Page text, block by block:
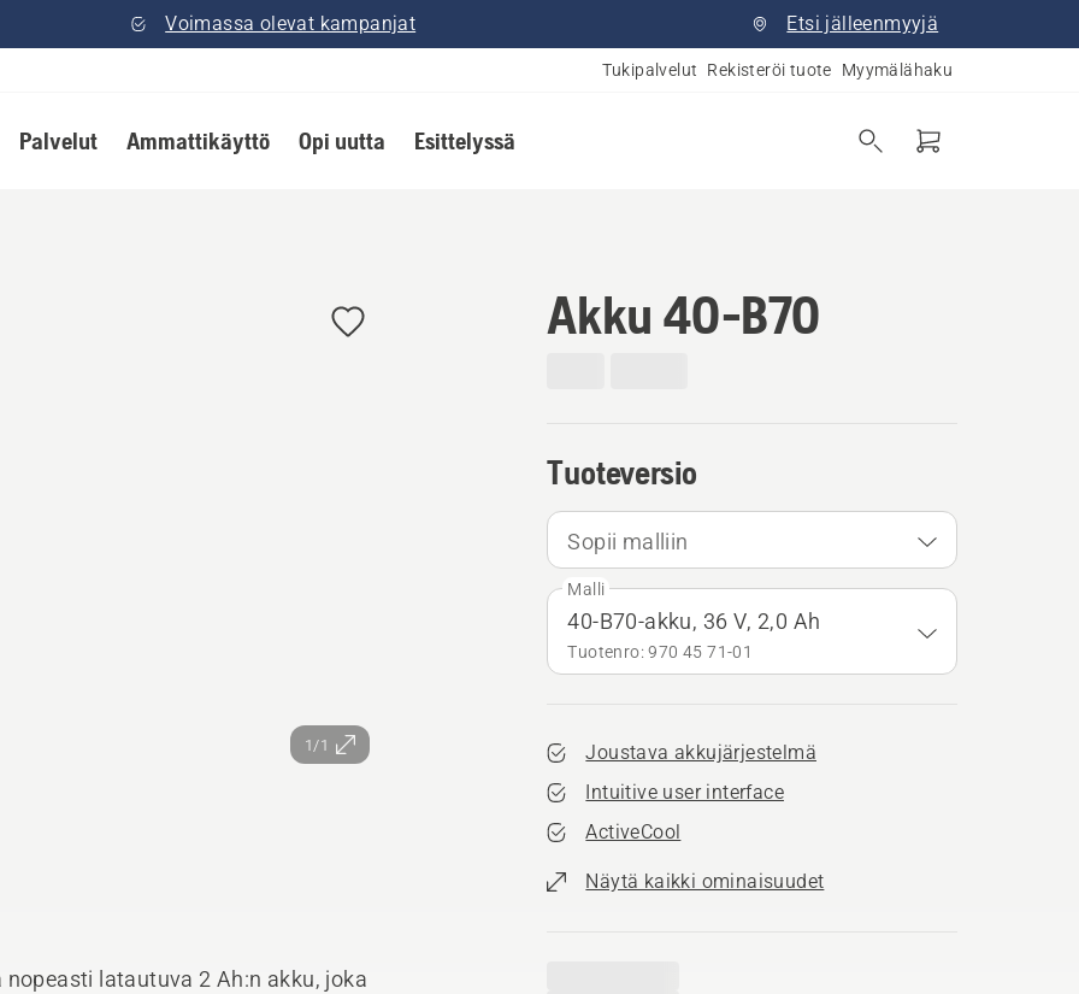
Voimassa olevat kampanjat Etsi jälleenmyyjä
Tukipalvelut Rekisteröi tuote Myymälähaku
Palvelut Ammattikäyttö Opi uutta Esittelyssä
1/1
Akku 40-B70
Tuoteversio
Sopii malliin
Malli
40-B70-akku, 36 V, 2,0 Ah
Tuotenro: 970 45 71‑01
Joustava akkujärjestelmä
Intuitive user interface
ActiveCool
Näytä kaikki ominaisuudet
latautuva 2 Ah:n akku, joka